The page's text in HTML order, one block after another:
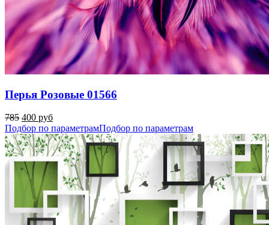
Перья Розовые 01566
785 400 руб
Подбор по параметрамПодбор по параметрам